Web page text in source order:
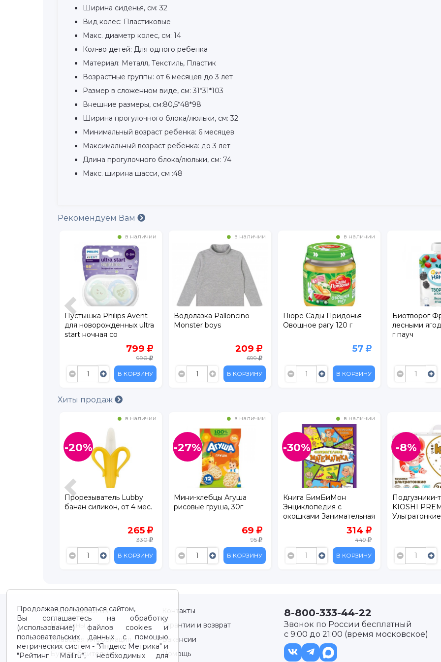
Ширина сиденья, см: 32
Вид колес: Пластиковые
Макс. диаметр колес, см: 14
Кол-во детей: Для одного ребенка
Материал: Металл, Текстиль, Пластик
Возрастные группы: от 6 месяцев до 3 лет
Размер в сложенном виде, см: 31*31*103
Внешние размеры, см:80,5*48*98
Ширина прогулочного блока/люльки, см: 32
Минимальный возраст ребенка: 6 месяцев
Максимальный возраст ребенка: до 3 лет
Длина прогулочного блока/люльки, см: 74
Макс. ширина шасси, см :48
Рекомендуем Вам
в наличии
Пустышка Philips Avent
для новорожденных ultra
start ночная со
светящейся кнопкой 0-2
799
990
В КОРЗИНУ
в наличии
Водолазка Palloncino
Monster boys
209
699
В КОРЗИНУ
в наличии
Пюре Сады Придонья
Овощное рагу 120 г
57
В КОРЗИНУ
Биотворог
лесными
г пауч
Хиты продаж
в наличии
-20%
Прорезыватель Lubby
банан силикон, от 4 мес.
265
330
В КОРЗИНУ
в наличии
-27%
Мини-хлебцы Агуша
рисовые груша, 30г
69
95
В КОРЗИНУ
в наличии
-30%
Книга БимБиМон
Энциклопедия с
окошками Занимательная
314
449
В КОРЗИНУ
-8%
Подгузники-
KIOSHI
Продолжая пользоваться сайтом,
Вы соглашаетесь на обработку
(использование) файлов cookies и
пользовательских данных с помощью
метрических систем - "Яндекс Метрика" и
"Рейтинг Mail.ru“, необходимых для
О нас / About us
Контакты
Магазины
Гарантии и возврат
Правовая информация
Вакансии
Будьте бдительны!
Помощь
8-800-333-44-22
Звонок по России бесплатный
с 9:00 до 21:00 (время московское)